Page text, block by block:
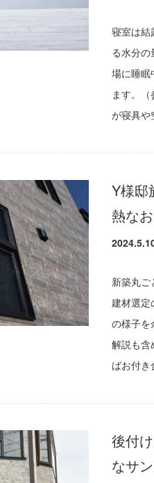
寝室は結
る水分
場に睡眠
ます。
が寝具
Y様邸
熱な
新築丸
建材選定
の様子を
解説も含
ばお付
後付
なサ